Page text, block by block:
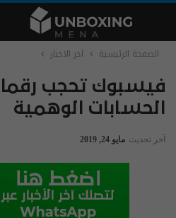
الصفحة الرئيسية آخر الاخبار
فيسبوك تحجب
الحسابات الوهمية
آخر تحديث مايو 24, 2019